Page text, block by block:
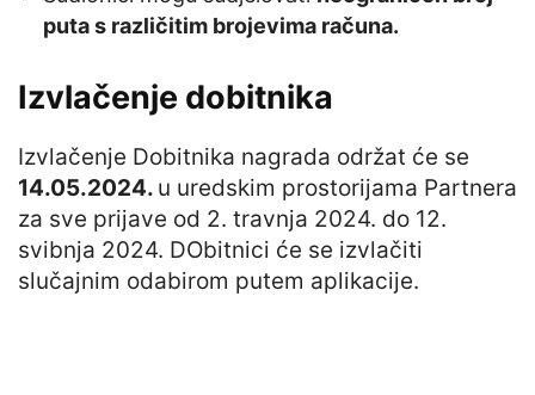
puta s različitim brojevima računa.
Izvlačenje dobitnika
Izvlačenje Dobitnika nagrada održat će se
14.05.2024. u uredskim prostorijama Partnera
za sve prijave od 2. travnja 2024. do 12.
svibnja 2024. DObitnici će se izvlačiti
slučajnim odabirom putem aplikacije.